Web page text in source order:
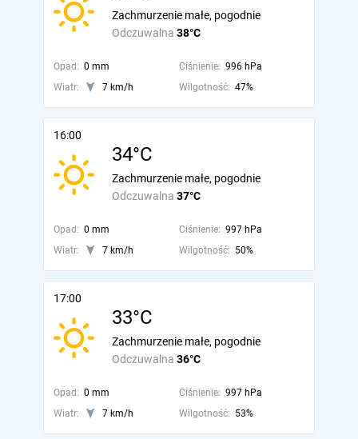
Odczuwalna 38°C
Zachmurzenie małe, pogodnie
Opad: 0 mm Ciśnienie: 996 hPa
Wiatr:
7 km/h Wilgotność: 47%
16:00
34°C
Odczuwalna 37°C
Zachmurzenie małe, pogodnie
Opad: 0 mm Ciśnienie: 997 hPa
Wiatr:
7 km/h Wilgotność: 50%
17:00
33°C
Odczuwalna 36°C
Zachmurzenie małe, pogodnie
Opad: 0 mm Ciśnienie: 997 hPa
Wiatr:
7 km/h Wilgotność: 53%